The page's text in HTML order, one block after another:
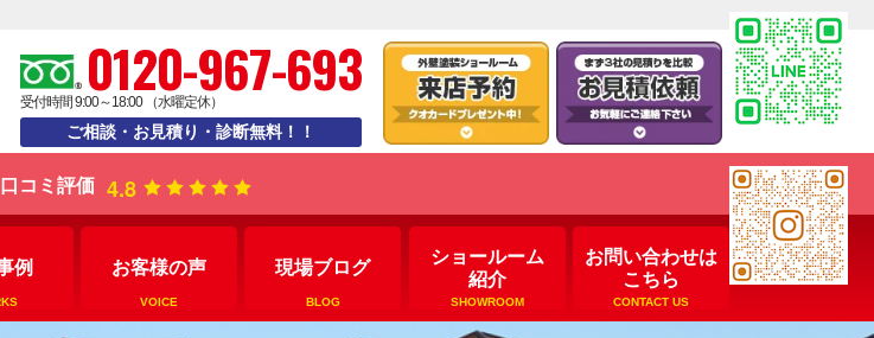
0120-967-693
受付時間 9:00～18:00 （水曜定休）
ご相談・お見積り・診断無料！！
口コミ評価 4.8
例 お客様の声
VOICE
現場ブログ
BLOG
ショールーム
紹介
SHOWROOM
お問い合わせは
こちら
CONTACT US